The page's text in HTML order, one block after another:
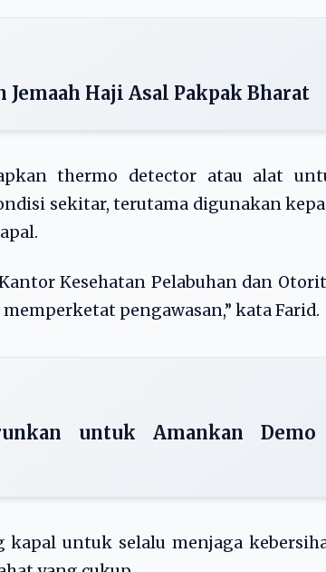
Haji Asal Pakpak Bharat
thermo detector atau alat
sekitar, terutama digunakan
Kesehatan Pelabuhan dan
pengawasan,” kata Farid.
untuk Amankan Demo
kapal untuk selalu menjaga